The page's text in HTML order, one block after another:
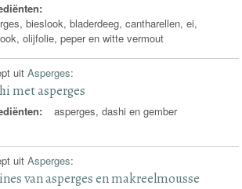
bieslook, bladerdeeg, cantharellen, ei,
olijfolie, peper en witte vermout
uitAsperges:
met asperges
asperges, dashi en gember
uitAsperges:
van asperges en makreelmousse